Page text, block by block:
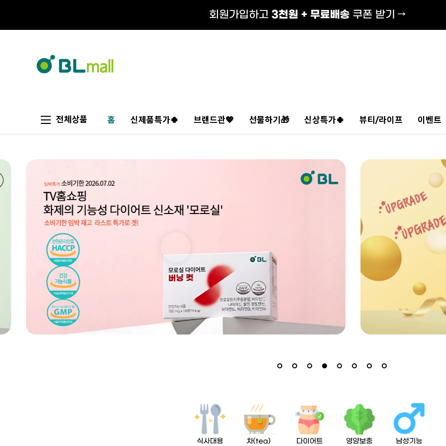
전체상품 홈 신제품특가🍀 브랜드관💖 선물하기🎁 신상특가🍀 뷰티/라이프 이벤트